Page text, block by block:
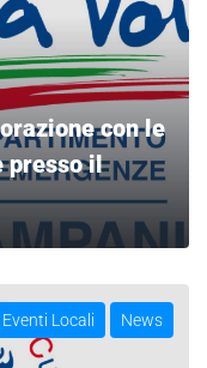
con le
presso il
Eventi Locali News